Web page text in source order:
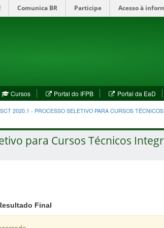
Comunica BR Participe Acesso à
Cursos Portal do IFPB(abre
em
nova
Portal da EaD
em
2020.1 - PROCESSO SELETIVO PARA CURSOS
para Cursos Técnicos
Final